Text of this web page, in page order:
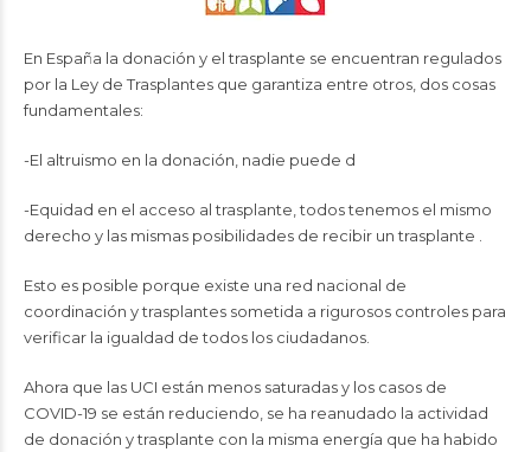
En España la donación y el trasplante se encuentran regulados
por la Ley de Trasplantes que garantiza entre otros, dos cosas
fundamentales:
-El altruismo en la donación, nadie puede d
-Equidad en el acceso al trasplante, todos tenemos el mismo
derecho y las mismas posibilidades de recibir un trasplante .
Esto es posible porque existe una red nacional de
coordinación y trasplantes sometida a rigurosos controles para
verificar la igualdad de todos los ciudadanos.
Ahora que las UCI están menos saturadas y los casos de
COVID-19 se están reduciendo, se ha reanudado la actividad
de donación y trasplante con la misma energía que ha habido